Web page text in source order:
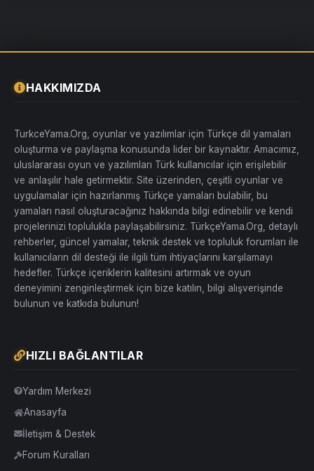
HAKKIMIZDA
TurkceYama.Org, oyunlar ve yazılımlar için Türkçe dil yamaları
oluşturma ve paylaşma konusunda lider bir kaynaktır. Amacımız,
uluslararası oyun ve yazılımları Türk kullanıcılar için erişilebilir
ve anlaşılır hale getirmektir. Site üzerinden, çeşitli oyunlar ve
uygulamalar için hazırlanmış Türkçe yamaları bulabilir, bu
yamaları nasıl oluşturacağınız hakkında bilgi edinebilir ve kendi
projelerinizi toplulukla paylaşabilirsiniz. TürkçeYama.Org, detaylı
rehberler, güncel yamalar, teknik destek ve topluluk forumları ile
kullanıcıların dil desteği ile ilgili tüm ihtiyaçlarını karşılamayı
hedefler. Türkçe içeriklerin kalitesini artırmak ve oyun
deneyimini zenginleştirmek için bize katılın, bilgi alışverişinde
bulunun ve katkıda bulunun!
HIZLI BAĞLANTILAR
Yardım Merkezi
Anasayfa
İletişim & Destek
Forum Kuralları